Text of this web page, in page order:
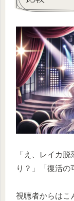
「え、レイカ
り？」「復活の
視聴者からはこ